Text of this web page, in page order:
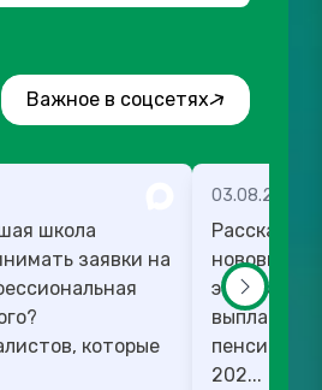
Важное в соцсетях
школа
заявки на
которые
03.08.2026
этом месяце: ⬆️ Пенсионерам
выплату Изменения коснутся: - Работающих
202...